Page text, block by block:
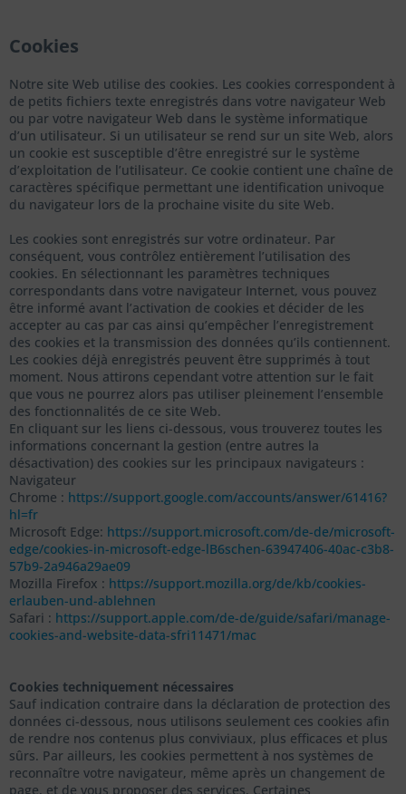
Cookies
Notre site Web utilise des cookies. Les cookies correspondent à
de petits fichiers texte enregistrés dans votre navigateur Web
ou par votre navigateur Web dans le système informatique
d’un utilisateur. Si un utilisateur se rend sur un site Web, alors
un cookie est susceptible d’être enregistré sur le système
d’exploitation de l’utilisateur. Ce cookie contient une chaîne de
caractères spécifique permettant une identification univoque
du navigateur lors de la prochaine visite du site Web.
Les cookies sont enregistrés sur votre ordinateur. Par
conséquent, vous contrôlez entièrement l’utilisation des
cookies. En sélectionnant les paramètres techniques
correspondants dans votre navigateur Internet, vous pouvez
être informé avant l’activation de cookies et décider de les
accepter au cas par cas ainsi qu’empêcher l’enregistrement
des cookies et la transmission des données qu’ils contiennent.
Les cookies déjà enregistrés peuvent être supprimés à tout
moment. Nous attirons cependant votre attention sur le fait
que vous ne pourrez alors pas utiliser pleinement l’ensemble
des fonctionnalités de ce site Web.
En cliquant sur les liens ci-dessous, vous trouverez toutes les
informations concernant la gestion (entre autres la
désactivation) des cookies sur les principaux navigateurs :
Navigateur
Chrome : https://support.google.com/accounts/answer/61416?
hl=fr
Microsoft Edge: https://support.microsoft.com/de-de/microsoft-
edge/cookies-in-microsoft-edge-lB6schen-63947406-40ac-c3b8-
57b9-2a946a29ae09
Mozilla Firefox : https://support.mozilla.org/de/kb/cookies-
erlauben-und-ablehnen
Safari : https://support.apple.com/de-de/guide/safari/manage-
cookies-and-website-data-sfri11471/mac
Cookies techniquement nécessaires
Sauf indication contraire dans la déclaration de protection des
données ci-dessous, nous utilisons seulement ces cookies afin
de rendre nos contenus plus conviviaux, plus efficaces et plus
sûrs. Par ailleurs, les cookies permettent à nos systèmes de
reconnaître votre navigateur, même après un changement de
page, et de vous proposer des services. Certaines